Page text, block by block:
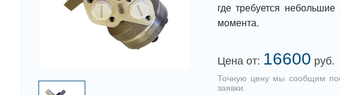
где требуется
момента.
Цена от: 16600 руб.
Точную цену мы сообщим
заявки.